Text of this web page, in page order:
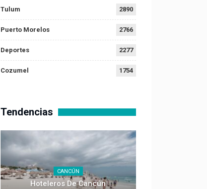
Tulum 2890
Puerto Morelos 2766
Deportes 2277
Cozumel 1754
Tendencias
CANCÚN
Hoteleros De Cancún